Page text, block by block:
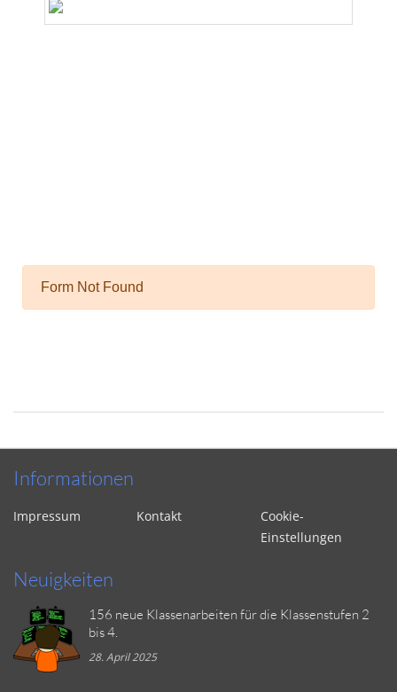
Informationen
Impressum Kontakt
Cookie-
Einstellungen
Neuigkeiten
156 neue Klassenarbeiten für die Klassenstufen 2
bis 4.
28. April 2025